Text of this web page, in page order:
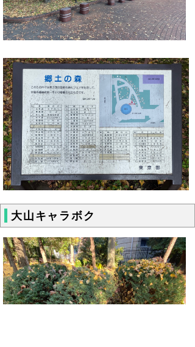
大山キャラボク